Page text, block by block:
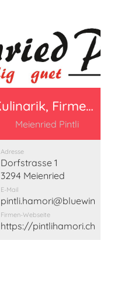
Kulinarik, Firmen Beitrag 150 Franken
Meienried Pintli
Adresse
Dorfstrasse 1
3294 Meienried
E-Mail
pintli.hamori@bluewin.ch
Firmen-Webseite
https://pintlihamori.ch/